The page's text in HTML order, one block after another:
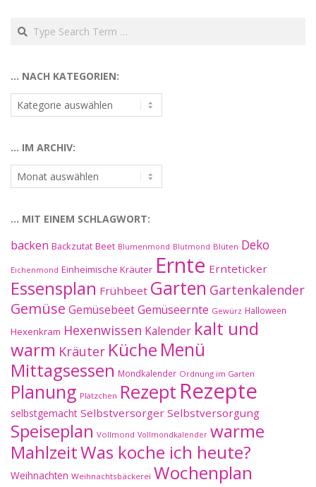
Search
… NACH KATEGORIEN:
…
nach
… IM ARCHIV:
…
im
… MIT EINEM SCHLAGWORT:
backen Backzutat Beet Blumenmond Blutmond Blüten Deko
Eichenmond Einheimische Kräuter Ernte Ernteticker
Essensplan Frühbeet Garten Gartenkalender
Gemüse GemüsebeetGemüseernte Gewürz Halloween
Hexenkram Hexenwissen Kalender kalt und
warm Kräuter Küche Menü
Mittagsessen Mondkalender Ordnung im Garten
Planung Plätzchen Rezept Rezepte
selbstgemacht Selbstversorger Selbstversorgung
Speiseplan Vollmond Vollmondkalender warme
MahlzeitWas koche ich heute?
Weihnachten Weihnachtsbäckerei Wochenplan